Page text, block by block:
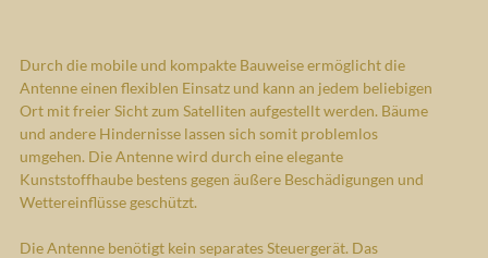
Durch die mobile und kompakte Bauweise ermöglicht die
Antenne einen flexiblen Einsatz und kann an jedem beliebigen
Ort mit freier Sicht zum Satelliten aufgestellt werden. Bäume
und andere Hindernisse lassen sich somit problemlos
umgehen. Die Antenne wird durch eine elegante
Kunststoffhaube bestens gegen äußere Beschädigungen und
Wettereinflüsse geschützt.
Die Antenne benötigt kein separates Steuergerät. Das